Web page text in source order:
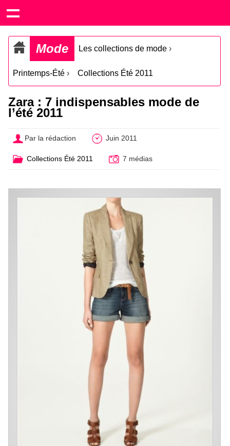
Mode Les collections de mode ›
Printemps-Été › Collections Été 2011
Zara : 7 indispensables mode de
l’été 2011
Par la rédaction Juin 2011
Collections Été 2011 7 médias